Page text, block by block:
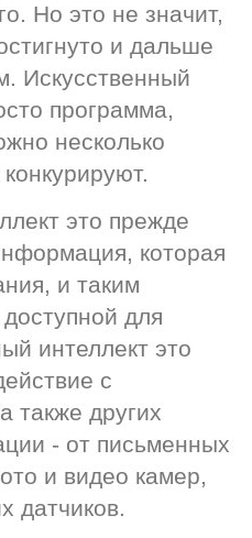
Но это не значит,
и дальше
Искусственный
программа,
несколько
это прежде
которая
и таким
для
интеллект это
с
также других
- от письменных
и видео камер,
датчиков.